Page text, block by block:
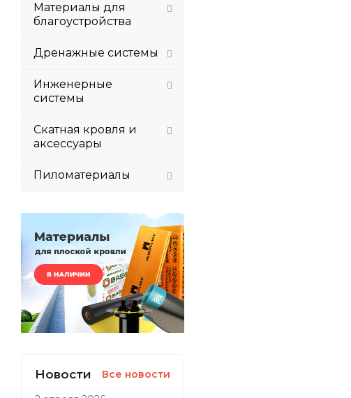
Материалы для
благоустройства
Дренажные системы
Инженерные
системы
Скатная кровля и
аксессуары
Пиломатериалы
Новости Все новости